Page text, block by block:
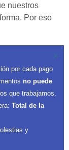
nuestros
Por eso
por cada pago
no puede
que trabajamos.
Total de la
y
×